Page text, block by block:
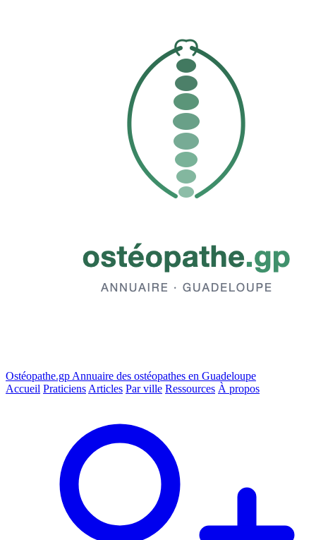
Ostéopathe.gp Annuaire des ostéopathes en Guadeloupe
Accueil Praticiens Articles Par ville Ressources À propos